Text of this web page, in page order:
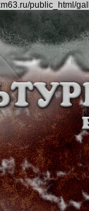
public_html/